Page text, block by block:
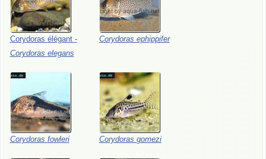
Corydoras élégant -
Corydoras elegans
Corydoras ephippifer
Corydoras fowleri Corydoras gomezi